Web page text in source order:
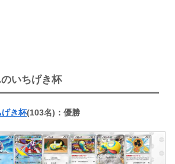
いちげき杯
き杯(103名)：優勝